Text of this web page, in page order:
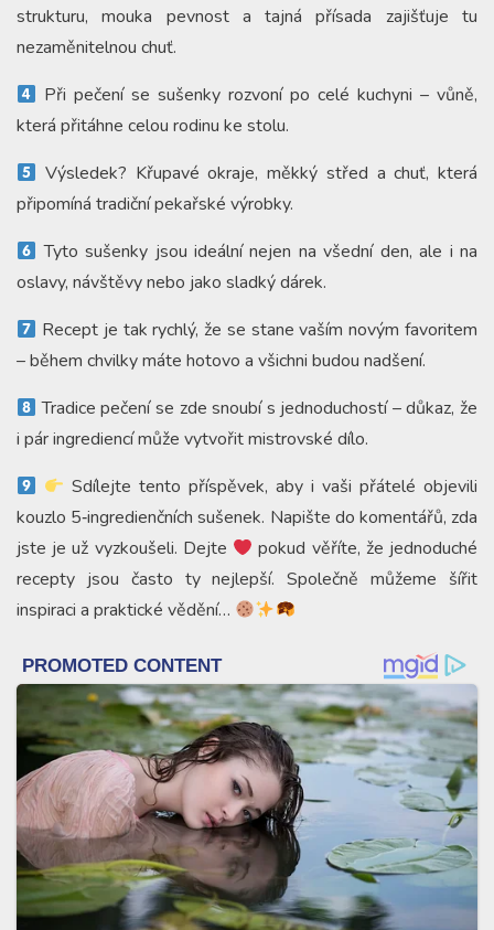
strukturu, mouka pevnost a tajná přísada zajišťuje tu
nezaměnitelnou chuť.
Při pečení se sušenky rozvoní po celé kuchyni – vůně,
která přitáhne celou rodinu ke stolu.
Výsledek? Křupavé okraje, měkký střed a chuť, která
připomíná tradiční pekařské výrobky.
Tyto sušenky jsou ideální nejen na všední den, ale i na
oslavy, návštěvy nebo jako sladký dárek.
Recept je tak rychlý, že se stane vaším novým favoritem
– během chvilky máte hotovo a všichni budou nadšení.
Tradice pečení se zde snoubí s jednoduchostí – důkaz, že
i pár ingrediencí může vytvořit mistrovské dílo.
Sdílejte tento příspěvek, aby i vaši přátelé objevili
kouzlo 5‑ingredienčních sušenek. Napište do komentářů, zda
jste je už vyzkoušeli. Dejte
pokud věříte, že jednoduché
recepty jsou často ty nejlepší. Společně můžeme šířit
inspiraci a praktické vědění…